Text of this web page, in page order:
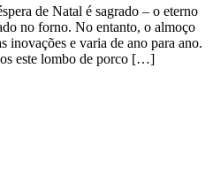
de Natal é sagrado – o eterno
no forno. No entanto, o almoço
inovações e varia de ano para ano.
este lombo de porco […]